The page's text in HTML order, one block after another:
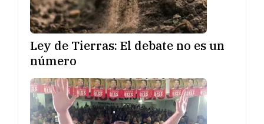
Ley de Tierras: El debate no es un
número